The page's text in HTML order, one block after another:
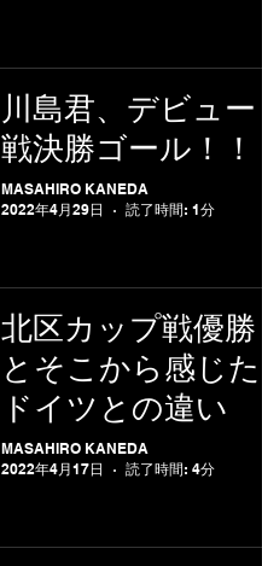
川島君、デビュー
戦決勝ゴール！！
MASAHIRO KANEDA
2022年4月29日
読了時間: 1分
北区カップ戦優勝
とそこから感じた
ドイツとの違い
MASAHIRO KANEDA
2022年4月17日
読了時間: 4分